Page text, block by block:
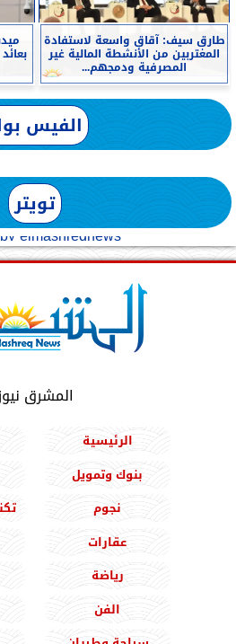
طارق سيف: آقاق واسعة لاستفادة
المغتربين من الأنشطة المالية غير
المصرفية ودمجهم...
الفيس
تويتر
elmashreqnews
المشرق
الرئيسية
بنوك وتمويل
نجوم
عقارات
رياضة
الفن